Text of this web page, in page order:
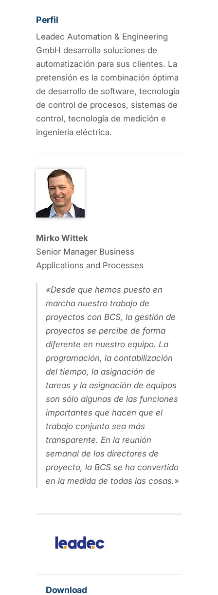
Perfil
Leadec Automation & Engineering
GmbH desarrolla soluciones de
automatización para sus clientes. La
pretensión es la combinación óptima
de desarrollo de software, tecnología
de control de procesos, sistemas de
control, tecnología de medición e
ingeniería eléctrica.
Mirko Wittek
Senior Manager Business
Applications and Processes
Desde que hemos puesto en
marcha nuestro trabajo de
proyectos con BCS, la gestión de
proyectos se percibe de forma
diferente en nuestro equipo. La
programación, la contabilización
del tiempo, la asignación de
tareas y la asignación de equipos
son sólo algunas de las funciones
importantes que hacen que el
trabajo conjunto sea más
transparente. En la reunión
semanal de los directores de
proyecto, la BCS se ha convertido
en la medida de todas las cosas.
Download